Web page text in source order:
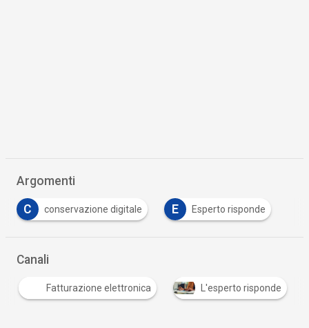
Argomenti
C conservazione digitale E Esperto risponde
Canali
Fatturazione elettronica L'esperto risponde